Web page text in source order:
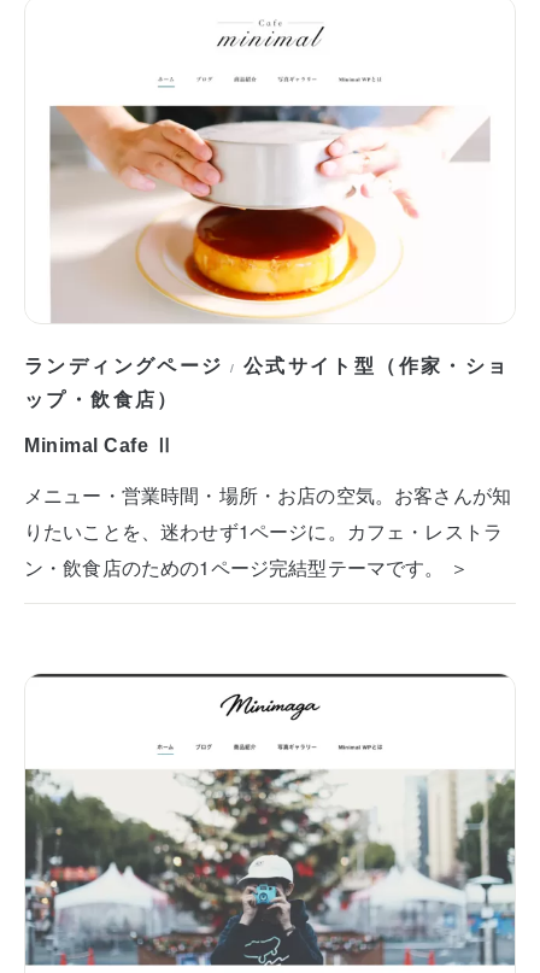
ランディングページ / 公式サイト型（作家・ショ
ップ・飲食店）
Minimal Cafe Ⅱ
メニュー・営業時間・場所・お店の空気。お客さんが知
りたいことを、迷わせず1ページに。カフェ・レストラ
ン・飲食店のための1ページ完結型テーマです。 ＞